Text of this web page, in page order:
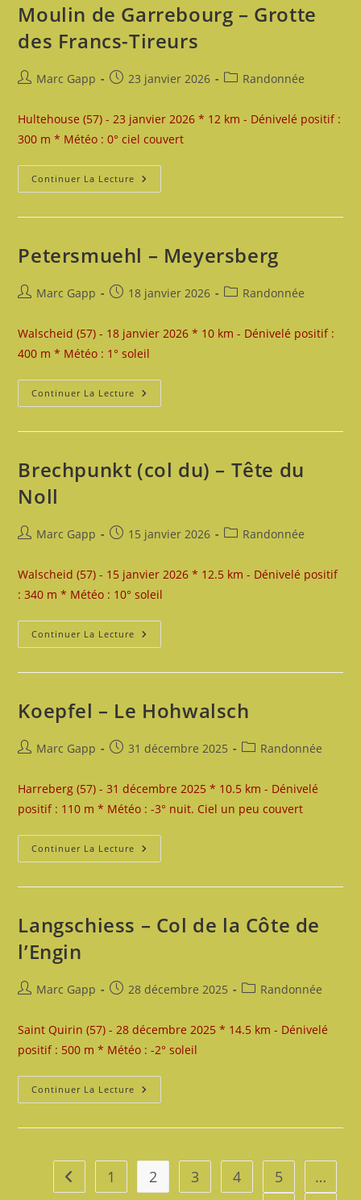
Moulin de Garrebourg – Grotte
des Francs-Tireurs
Auteur/autrice
la
publication :
Marc Gapp
Publication
23 janvier 2026
PostRandonnée
Hultehouse (57) - 23 janvier 2026 * 12 km - Dénivelé positif :
300 m * Météo : 0° ciel couvert
Continuer La Lecture Moulin
De
Francs-
Tireurs
Petersmuehl – Meyersberg
Auteur/autrice
la
publication :
Marc Gapp
Publication
18 janvier 2026
PostRandonnée
Walscheid (57) - 18 janvier 2026 * 10 km - Dénivelé positif :
400 m * Météo : 1° soleil
Continuer La Lecture Petersmuehl
–
Brechpunkt (col du) – Tête du
Noll
Auteur/autrice
la
publication :
Marc Gapp
Publication
15 janvier 2026
PostRandonnée
Walscheid (57) - 15 janvier 2026 * 12.5 km - Dénivelé positif
: 340 m * Météo : 10° soleil
Continuer La Lecture Brechpunkt
(col
Noll
Koepfel – Le Hohwalsch
Auteur/autrice
la
publication :
Marc Gapp
Publication
31 décembre 2025
PostRandonnée
Harreberg (57) - 31 décembre 2025 * 10.5 km - Dénivelé
positif : 110 m * Météo : -3° nuit. Ciel un peu couvert
Continuer La Lecture Koepfel
–
Langschiess – Col de la Côte de
l’Engin
Auteur/autrice
la
publication :
Marc Gapp
Publication
28 décembre 2025
PostRandonnée
Saint Quirin (57) - 28 décembre 2025 * 14.5 km - Dénivelé
positif : 500 m * Météo : -2° soleil
Continuer La Lecture Langschiess
–
De
L’Engin
Go to the previous page
1 2 3 4 5
…